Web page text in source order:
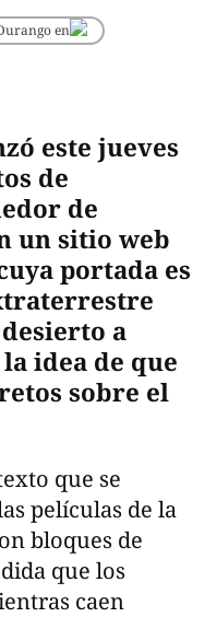
en
este jueves
de
de
un sitio web
portada es
a
idea de que
sobre el
que se
películas de la
bloques de
que los
caen